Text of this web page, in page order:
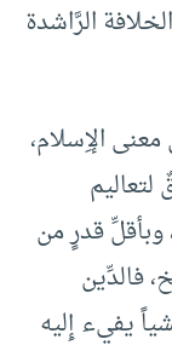
الرَّاشدة
الإِسلام،
لتعاليم
وبأقلِّ قدرٍ من
فالدِّين
يفيء إِليه